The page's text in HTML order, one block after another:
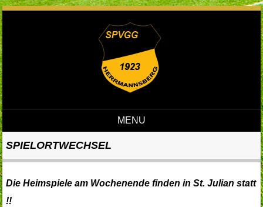
MENU
SPIELORTWECHSEL
Die Heimspiele am Wochenende finden in St. Julian statt
!!